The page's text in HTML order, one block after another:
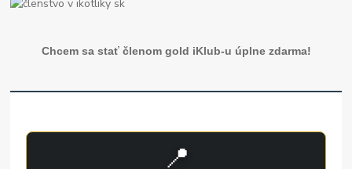
Chcem sa stať členom gold iKlub-u úplne zdarma!
📍